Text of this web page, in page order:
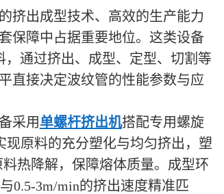
挤出成型技术、高效的生产能力
保障中占据重要地位。这类设备
，通过挤出、成型、定型、切割等
直接决定波纹管的性能参数与应
采用单螺杆挤出机搭配专用螺旋
现原料的充分塑化与均匀挤出，塑
热降解，保障熔体质量。成型环
0.5-3m/min的挤出速度精准匹